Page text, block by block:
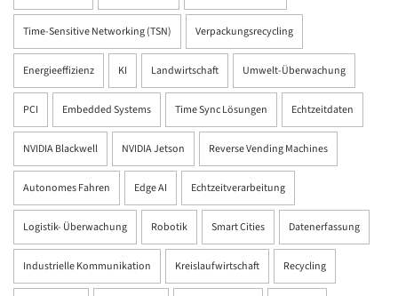
Time-Sensitive Networking (TSN) Verpackungsrecycling
Energieeffizienz KI Landwirtschaft Umwelt-Überwachung
PCI Embedded Systems Time Sync Lösungen Echtzeitdaten
NVIDIA Blackwell NVIDIA Jetson Reverse Vending Machines
Autonomes Fahren Edge AI Echtzeitverarbeitung
Logistik- Überwachung Robotik Smart Cities Datenerfassung
Industrielle Kommunikation Kreislaufwirtschaft Recycling